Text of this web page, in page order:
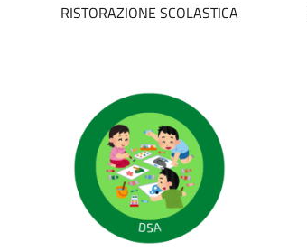
RISTORAZIONE SCOLASTICA